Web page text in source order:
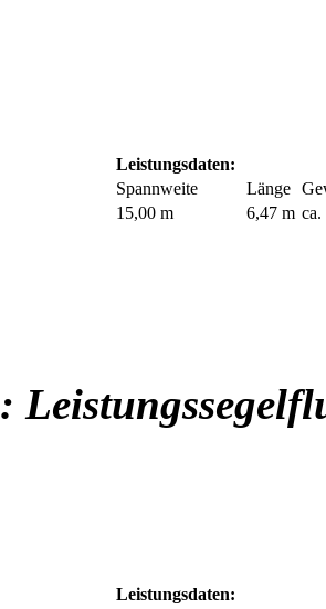
Leistungsdaten:
Spannweite
Länge
15,00 m
6,47 m ca.
:
Leistungsdaten: